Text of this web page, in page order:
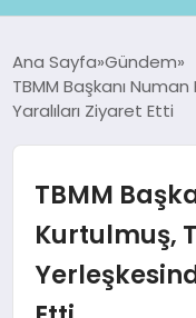
GÜNDEM
TEKNOLOJI
Ana Sayfa Gündem
TBMM Başkanı
Yaralıları Ziyaret Etti
TBMM
Kurtulmuş,